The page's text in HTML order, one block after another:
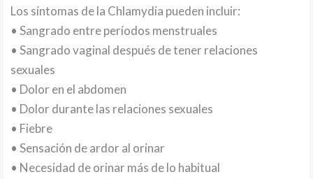
Los síntomas de la Chlamydia pueden incluir:
• Sangrado entre períodos menstruales
• Sangrado vaginal después de tener relaciones
sexuales
• Dolor en el abdomen
• Dolor durante las relaciones sexuales
• Fiebre
• Sensación de ardor al orinar
• Necesidad de orinar más de lo habitual